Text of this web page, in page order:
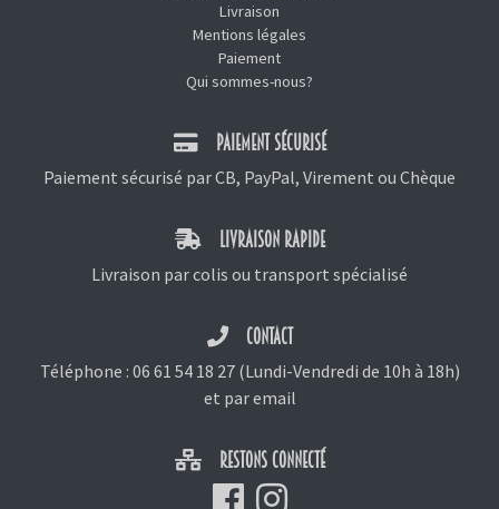
Livraison
Mentions légales
Paiement
Qui sommes-nous?
PAIEMENT SÉCURISÉ
Paiement sécurisé par CB, PayPal, Virement ou Chèque
LIVRAISON RAPIDE
Livraison par colis ou transport spécialisé
CONTACT
Téléphone : 06 61 54 18 27(Lundi-Vendredi de 10h à 18h)
et par email
RESTONS CONNECTÉ